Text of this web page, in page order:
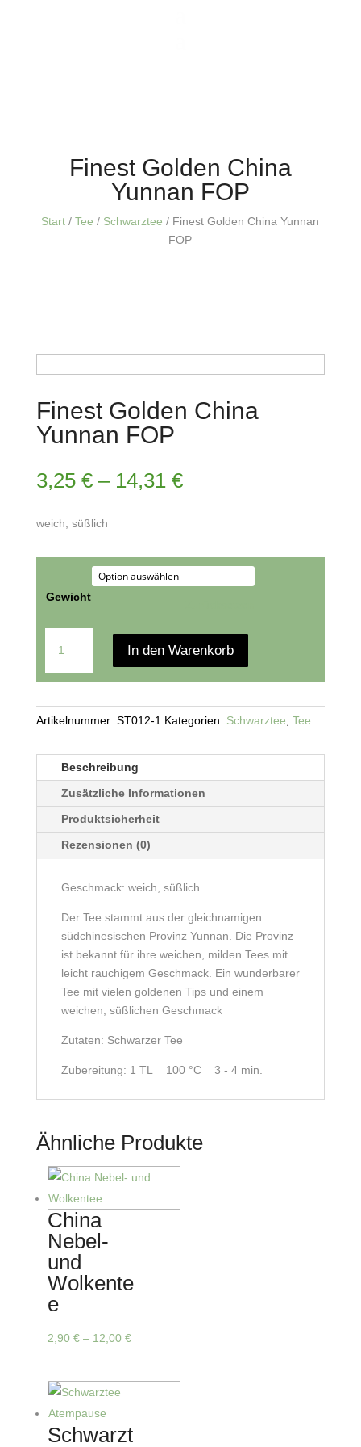
Finest Golden China
Yunnan FOP
Start /Tee / Schwarztee / Finest Golden China Yunnan
FOP
Finest Golden China
Yunnan FOP
3,25 €– 14,31 €
weich, süßlich
Gewicht
Golden
China
FOP
In den Warenkorb
Artikelnummer: ST012-1 Kategorien: Schwarztee Tee
Beschreibung
Zusätzliche Informationen
Produktsicherheit
Rezensionen (0)
Geschmack: weich, süßlich
Der Tee stammt aus der gleichnamigen
südchinesischen Provinz Yunnan. Die Provinz
ist bekannt für ihre weichen, milden Tees mit
leicht rauchigem Geschmack. Ein wunderbarer
Tee mit vielen goldenen Tips und einem
weichen, süßlichen Geschmack
Zutaten: Schwarzer Tee
Zubereitung: 1 TL 100 °C 3 - 4 min.
Ähnliche Produkte
China
Nebel-
und
Wolkente
e
2,90 €– 12,00 €
weist
Varianten
Schwarzt